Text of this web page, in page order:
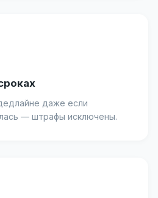
даже если
— штрафы исключены.